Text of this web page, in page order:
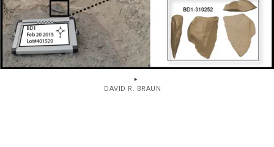
DAVID R. BRAUN